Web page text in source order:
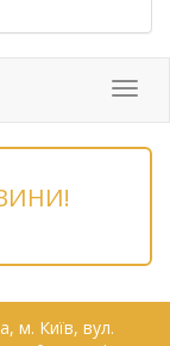
Меню
м. Київ, вул.